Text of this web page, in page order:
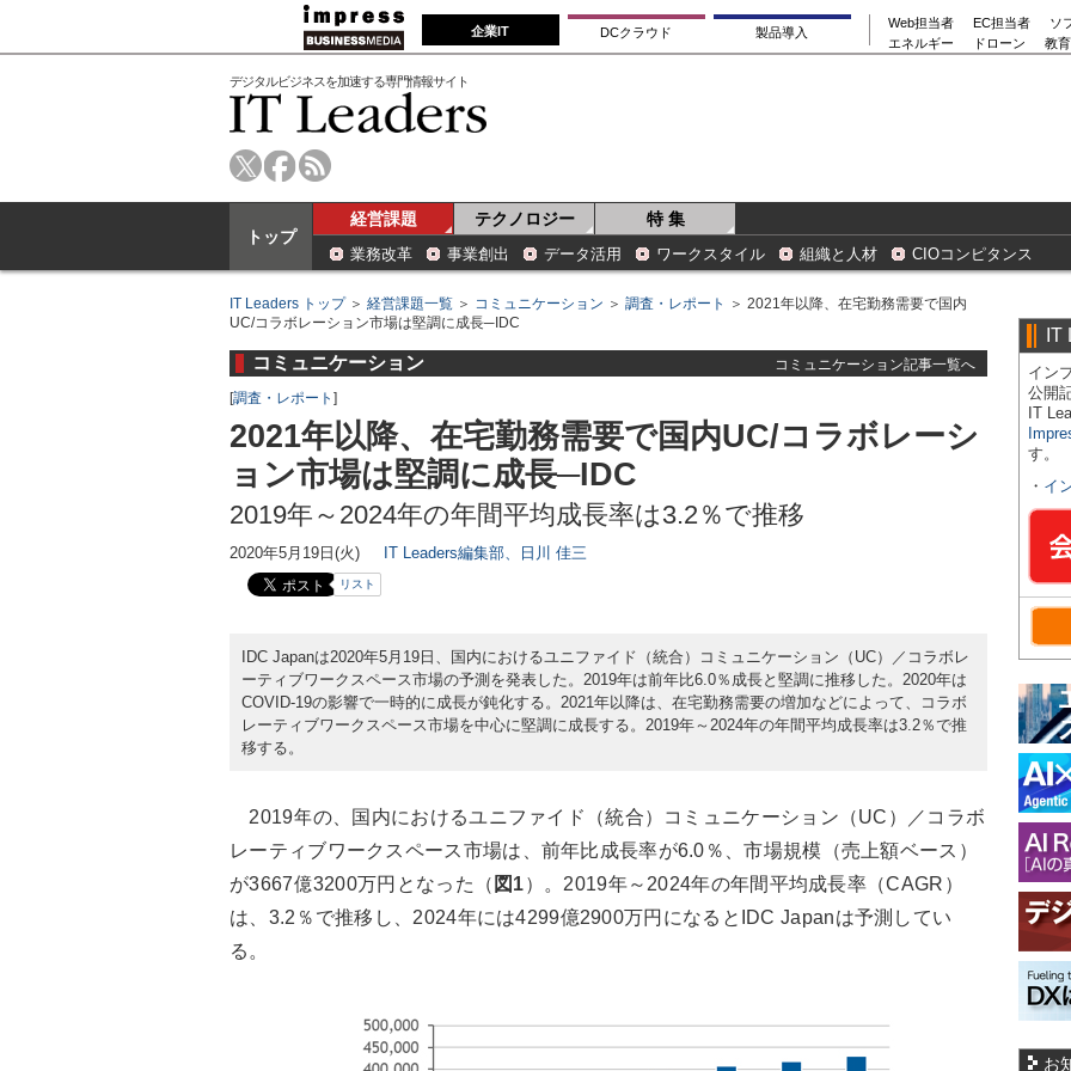
企業IT DCクラウド 製品導入
Web担当者 EC担当者
ソ
エネルギー
ドローン 教
デジタルビジネスを加速する専門情報サイト
トップ
経営課題 テクノロジー 特 集
業務改革 事業創出 データ活用 ワークスタイル 組織と人材 CIOコンピタンス
IT Leaders トップ＞ 経営課題一覧 ＞ コミュニケーション ＞ 調査・レポート
＞ 2021年以降、在宅勤務需要で国内
UC/コラボレーション市場は堅調に成長─IDC
コミュニケーション
コミュニケーション記事一覧へ
[調査・レポート ]
2021年以降、在宅勤務需要で国内UC/コラボレーシ
ョン市場は堅調に成長─IDC
2019年～2024年の年間平均成長率は3.2％で推移
2020年5月19日(火) IT Leaders編集部、日川 佳三
リスト
IDC Japanは2020年5月19日、国内におけるユニファイド（統合）コミュニケーション（UC）／コラボレ
ーティブワークスペース市場の予測を発表した。2019年は前年比6.0％成長と堅調に推移した。2020年は
COVID-19の影響で一時的に成長が鈍化する。2021年以降は、在宅勤務需要の増加などによって、コラボ
レーティブワークスペース市場を中心に堅調に成長する。2019年～2024年の年間平均成長率は3.2％で推
移する。
2019年の、国内におけるユニファイド（統合）コミュニケーション（UC）／コラボ
レーティブワークスペース市場は、前年比成長率が6.0％、市場規模（売上額ベース）
が3667億3200万円となった（ 図1）。2019年～2024年の年間平均成長率（CAGR）
は、3.2％で推移し、2024年には4299億2900万円になるとIDC Japanは予測してい
る。
IT
イン
公開
IT
す。
・ イ
お